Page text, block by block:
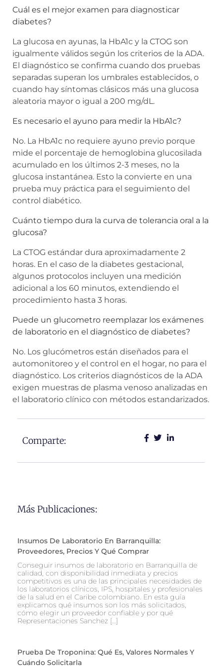
Cuál es el mejor examen para diagnosticar
diabetes?
La glucosa en ayunas, la HbA1c y la CTOG son
igualmente válidos según los criterios de la ADA.
El diagnóstico se confirma cuando dos pruebas
separadas superan los umbrales establecidos, o
cuando hay síntomas clásicos más una glucosa
aleatoria mayor o igual a 200 mg/dL.
Es necesario el ayuno para medir la HbA1c?
No. La HbA1c no requiere ayuno previo porque
mide el porcentaje de hemoglobina glucosilada
acumulado en los últimos 2-3 meses, no la
glucosa instantánea. Esto la convierte en una
prueba muy práctica para el seguimiento del
control diabético.
Cuánto tiempo dura la curva de tolerancia oral a la
glucosa?
La CTOG estándar dura aproximadamente 2
horas. En el caso de la diabetes gestacional,
algunos protocolos incluyen una medición
adicional a los 60 minutos, extendiendo el
procedimiento hasta 3 horas.
Puede un glucometro reemplazar los exámenes
de laboratorio en el diagnóstico de diabetes?
No. Los glucómetros están diseñados para el
automonitoreo y el control en el hogar, no para el
diagnóstico. Los criterios diagnósticos de la ADA
exigen muestras de plasma venoso analizadas en
el laboratorio clínico con métodos estandarizados.
Comparte:
Más Publicaciones:
Insumos De Laboratorio En Barranquilla:
Proveedores, Precios Y Qué Comprar
Conseguir insumos de laboratorio en Barranquilla de
calidad, con disponibilidad inmediata y precios
competitivos es una de las principales necesidades de
los laboratorios clínicos, IPS, hospitales y profesionales
de la salud en el Caribe colombiano. En esta guía
explicamos qué insumos son los más solicitados,
cómo elegir un proveedor confiable y por qué
Representaciones Sanchez […]
Prueba De Troponina: Qué Es, Valores Normales Y
Cuándo Solicitarla